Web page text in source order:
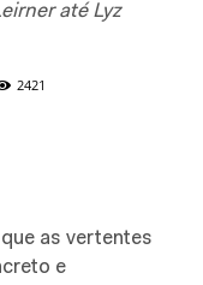
até Lyz
2421
as vertentes
e